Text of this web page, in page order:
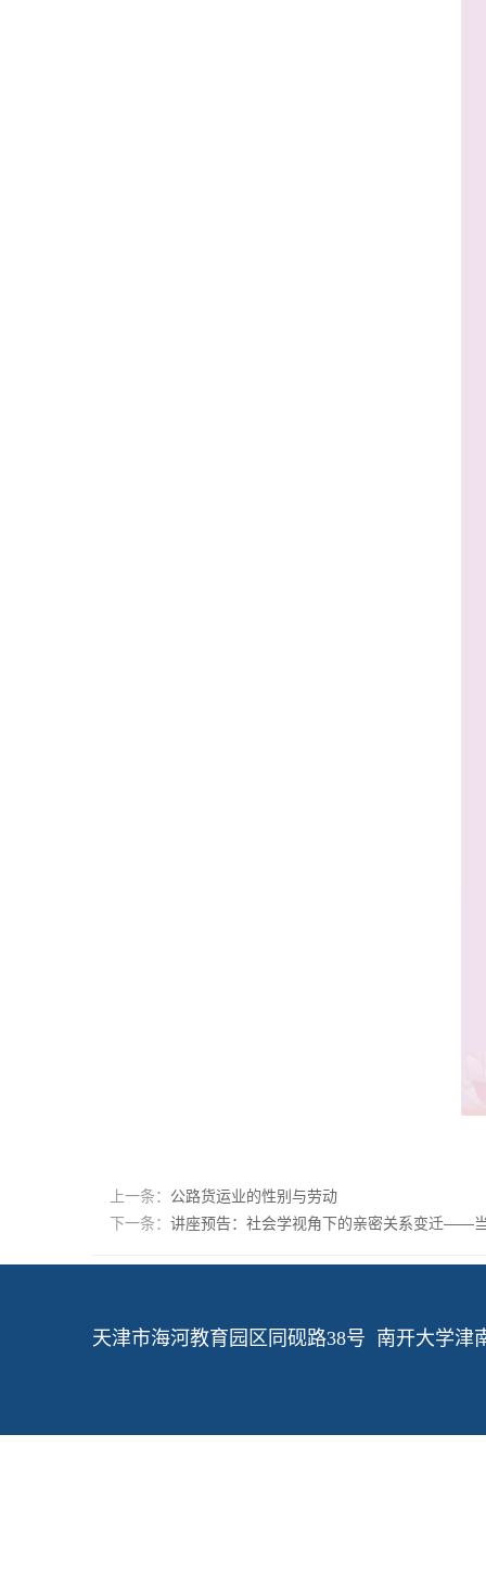
上一条： 公路货运业的性别与劳动
下一条： 讲座预告：社会学视角下的亲密关系变迁——当
天津市海河教育园区同砚路38号 南开大学